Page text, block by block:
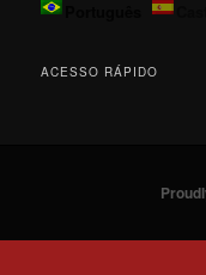
ACESSO RÁPIDO